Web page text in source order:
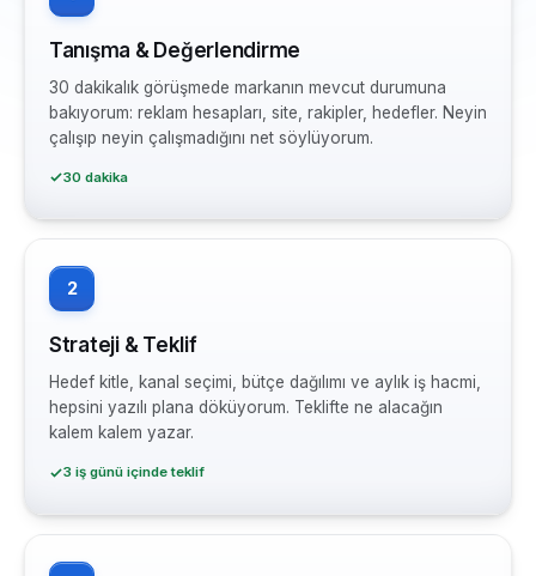
Tanışma & Değerlendirme
30 dakikalık görüşmede markanın mevcut durumuna
bakıyorum: reklam hesapları, site, rakipler, hedefler. Neyin
çalışıp neyin çalışmadığını net söylüyorum.
30 dakika
2
Strateji & Teklif
Hedef kitle, kanal seçimi, bütçe dağılımı ve aylık iş hacmi,
hepsini yazılı plana döküyorum. Teklifte ne alacağın
kalem kalem yazar.
3 iş günü içinde teklif